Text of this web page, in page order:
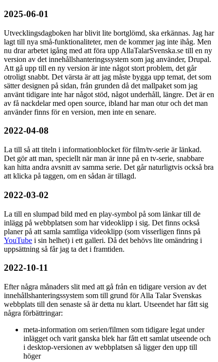
2025-06-01
Utvecklingsdagboken har blivit lite bortglömd, ska erkännas. Jag har
lagt till nya små-funktionaliteter, men de kommer jag inte ihåg. Men
nu drar arbetet igång med att föra upp AllaTalarSvenska.se till en ny
version av det innehållshanteringssystem som jag använder, Drupal.
Att gå upp till en ny version är inte något stort problem, det går
otroligt snabbt. Det värsta är att jag måste bygga upp temat, det som
sätter designen på sidan, från grunden då det mallpaket som jag
använt tidigare inte har något stöd, något underhåll, längre. Det är en
av få nackdelar med open source, ibland har man otur och det man
använder finns för en version, men inte en senare.
2022-04-08
La till så att titeln i informationblocket för film/tv-serie är länkad.
Det gör att man, speciellt när man är inne på en tv-serie, snabbare
kan hitta andra avsnitt av samma serie. Det går naturligtvis också bra
att klicka på taggen, om en sådan är tillagd.
2022-03-02
La till en slumpad bild med en play-symbol på som länkar till de
inlägg på webbplatsen som har videoklipp i sig. Det finns också
planer på att samla samtliga videoklipp (som visserligen finns på
YouTube i sin helhet) i ett galleri. Då det behövs lite omändring i
uppsättning så får jag ta det i framtiden.
2022-10-11
Efter några månaders slit med att gå från en tidigare version av det
innehållshanteringssystem som till grund för Alla Talar Svenskas
webbplats till den senaste så är detta nu klart. Utseendet har fått sig
några förbättringar:
meta-information om serien/filmen som tidigare legat under
inlägget och varit ganska blek har fått ett samlat utseende och
i desktop-versionen av webbplatsen så ligger den upp till
höger